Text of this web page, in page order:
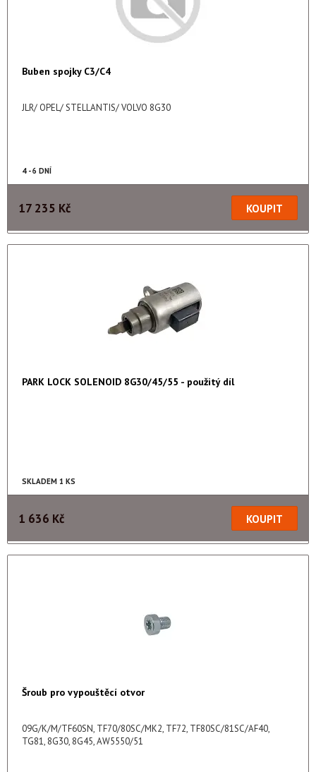
Buben spojky C3/C4
JLR/ OPEL/ STELLANTIS/ VOLVO 8G30
4 - 6 DNÍ
17 235 Kč
PARK LOCK SOLENOID 8G30/45/55 - použitý díl
SKLADEM 1 KS
1 636 Kč
Šroub pro vypouštěcí otvor
09G/K/M/TF60SN, TF70/80SC/MK2, TF72, TF80SC/81SC/AF40,
TG81, 8G30, 8G45, AW5550/51